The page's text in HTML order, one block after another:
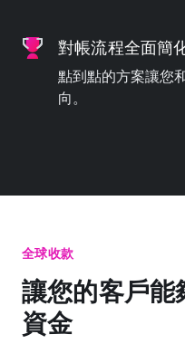
對帳流程全面簡
點到點的方案讓您
向。
全球收款
讓您的客戶能
資金